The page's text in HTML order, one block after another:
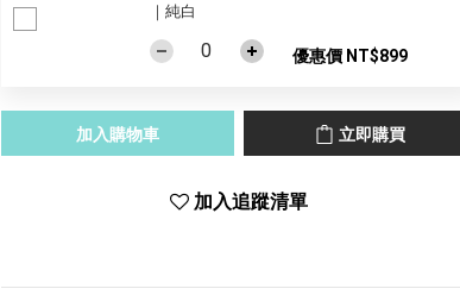
｜純白
優惠價 NT$899
加入購物車 立即購買
加入追蹤清單